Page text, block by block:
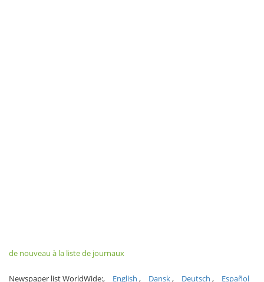
de nouveau à la liste de journaux
Newspaper list WorldWide: English Dansk Deutsch Español